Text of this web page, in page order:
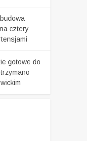
cztery
gotowe do